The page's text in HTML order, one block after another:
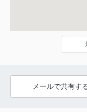
メールで共有す